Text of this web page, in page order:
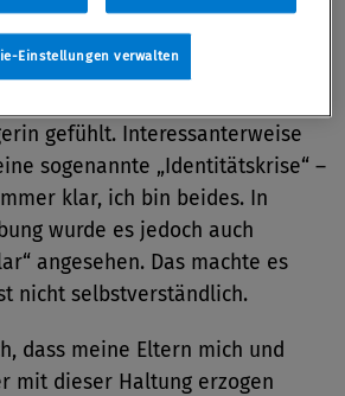
sehr stark geprägt. Ich stelle
persische Vorarlbergerin vor. Ich
gefühlt. Interessanterweise
sogenannte „Identitätskrise“ –
klar, ich bin beides. In
wurde es jedoch auch
angesehen. Das machte es
nicht selbstverständlich.
dass meine Eltern mich und
mit dieser Haltung erzogen
Einstellungen verwalten